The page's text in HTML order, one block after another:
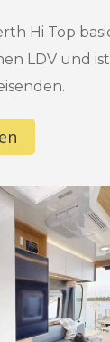
Hi Top
LDV und